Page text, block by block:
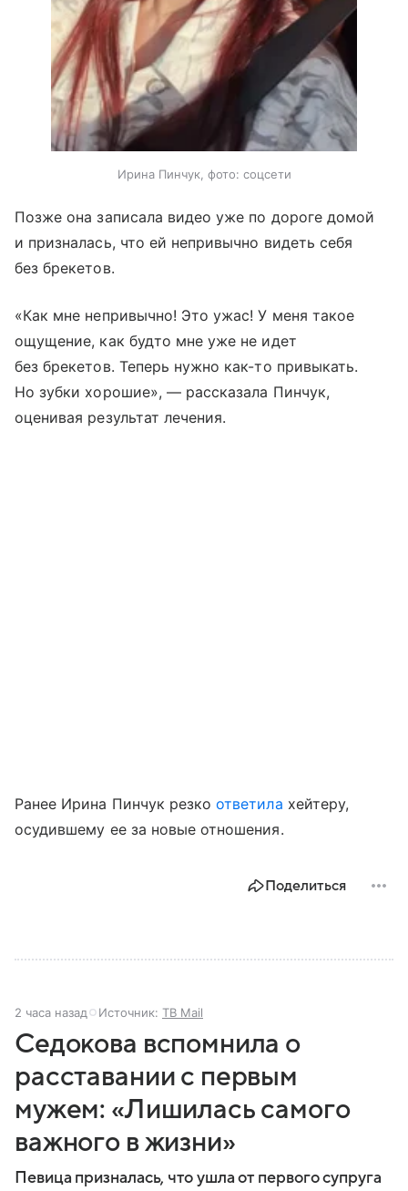
Ирина Пинчук, фото: соцсети
Позже она записала видео уже по дороге домой
и призналась, что ей непривычно видеть себя
без брекетов.
«Как мне непривычно! Это ужас! У меня такое
ощущение, как будто мне уже не идет
без брекетов. Теперь нужно как-то привыкать.
Но зубки хорошие», — рассказала Пинчук,
оценивая результат лечения.
Ранее Ирина Пинчук резкоответила хейтеру,
осудившему ее за новые отношения.
Поделиться
2 часа назад Источник: ТВ Mail
Седокова вспомнила о
расставании с первым
мужем: «Лишилась самого
важного в жизни»
Певица призналась, что ушла от первого супруга